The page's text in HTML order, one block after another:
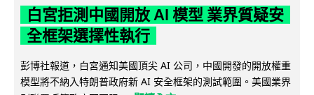
白宮拒測中國開放 AI 模型 業界質疑安
全框架選擇性執行
彭博社報道，白宮通知美國頂尖 AI 公司，中國開發的開放權重
模型將不納入特朗普政府新 AI 安全框架的測試範圍。美國業界